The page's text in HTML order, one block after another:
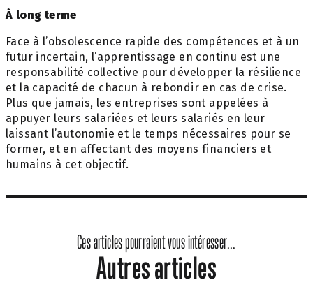
À long terme
Face à l’obsolescence rapide des compétences et à un
futur incertain, l’apprentissage en continu est une
responsabilité collective pour développer la résilience
et la capacité de chacun à rebondir en cas de crise.
Plus que jamais, les entreprises sont appelées à
appuyer leurs salariées et leurs salariés en leur
laissant l’autonomie et le temps nécessaires pour se
former, et en affectant des moyens financiers et
humains à cet objectif.
Ces articles pourraient vous intéresser...
Autres articles